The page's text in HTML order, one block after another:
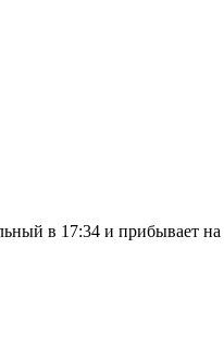
в 17:34 и прибывает